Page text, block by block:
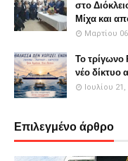
στο
Μίχα και
Μαρτίου
Το
νέο δίκτυο
Ιουλίου 21,
Επιλεγμένο άρθρο